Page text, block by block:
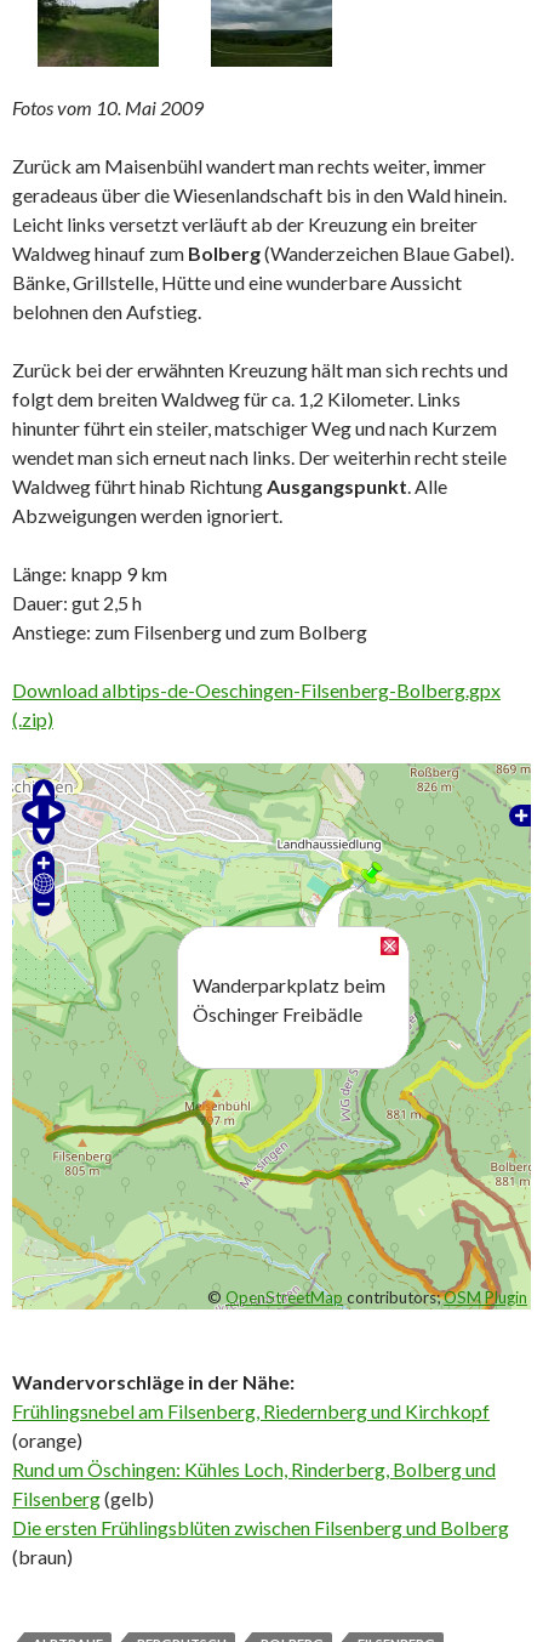
Fotos vom 10. Mai 2009
Zurück am Maisenbühl wandert man rechts weiter, immer
geradeaus über die Wiesenlandschaft bis in den Wald hinein.
Leicht links versetzt verläuft ab der Kreuzung ein breiter
Waldweg hinauf zum Bolberg(Wanderzeichen Blaue Gabel).
Bänke, Grillstelle, Hütte und eine wunderbare Aussicht
belohnen den Aufstieg.
Zurück bei der erwähnten Kreuzung hält man sich rechts und
folgt dem breiten Waldweg für ca. 1,2 Kilometer. Links
hinunter führt ein steiler, matschiger Weg und nach Kurzem
wendet man sich erneut nach links. Der weiterhin recht steile
Waldweg führt hinab RichtungAusgangspunkt. Alle
Abzweigungen werden ignoriert.
Länge: knapp 9 km
Dauer: gut 2,5 h
Anstiege: zum Filsenberg und zum Bolberg
Download albtips-de-Oeschingen-Filsenberg-Bolberg.gpx
(.zip)
Wanderparkplatz beim
Öschinger Freibädle
© OpenStreetMap contributors;OSM Plugin
Wandervorschläge in der Nähe:
Frühlingsnebel am Filsenberg, Riedernberg und Kirchkopf
(orange)
Rund um Öschingen: Kühles Loch, Rinderberg, Bolberg und
Filsenberg(gelb)
Die ersten Frühlingsblüten zwischen Filsenberg und Bolberg
(braun)